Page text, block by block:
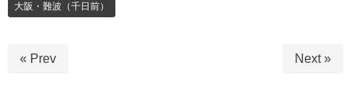
大阪・難波（千日前）
« Prev Next »